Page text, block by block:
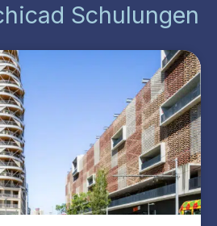
Schulungen